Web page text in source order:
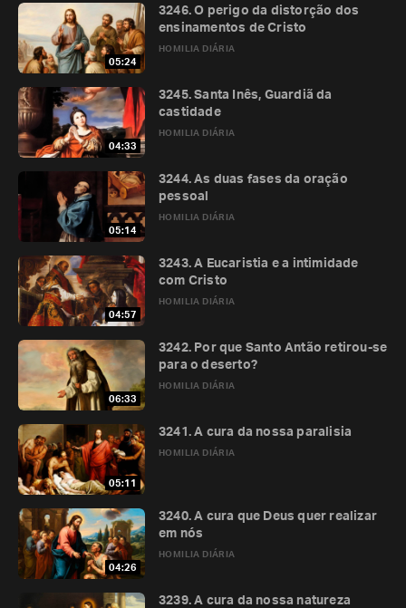
05:24
HOMILIA DIÁRIA
3246. O perigo da distorção dos
ensinamentos de Cristo
04:33
HOMILIA DIÁRIA
3245. Santa Inês, Guardiã da
castidade
05:14
HOMILIA DIÁRIA
3244. As duas fases da oração
pessoal
04:57
HOMILIA DIÁRIA
3243. A Eucaristia e a intimidade
com Cristo
06:33
HOMILIA DIÁRIA
3242. Por que Santo Antão retirou-se
para o deserto?
05:11
HOMILIA DIÁRIA
3241. A cura da nossa paralisia
04:26
HOMILIA DIÁRIA
3240. A cura que Deus quer realizar
em nós
3239. A cura da nossa natureza